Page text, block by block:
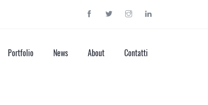
Portfolio News About Contatti